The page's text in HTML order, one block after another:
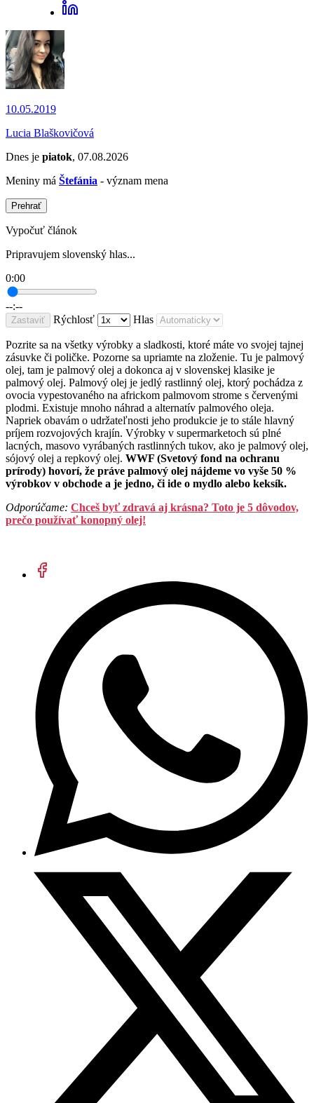
10.05.2019
Lucia Blaškovičová
Dnes je piatok, 07.08.2026
Meniny má Štefánia - význam mena
Prehrať
Vypočuť článok
Pripravujem slovenský hlas...
0:00
--:--
Zastaviť Rýchlosť Hlas
Pozrite sa na všetky výrobky a sladkosti, ktoré máte vo svojej tajnej
zásuvke či poličke. Pozorne sa upriamte na zloženie. Tu je palmový
olej, tam je palmový olej a dokonca aj v slovenskej klasike je
palmový olej. Palmový olej je jedlý rastlinný olej, ktorý pochádza z
ovocia vypestovaného na africkom palmovom strome s červenými
plodmi. Existuje mnoho náhrad a alternatív palmového oleja.
Napriek obavám o udržateľnosti jeho produkcie je to stále hlavný
príjem rozvojových krajín. Výrobky v supermarketoch sú plné
lacných, masovo vyrábaných rastlinných tukov, ako je palmový olej,
sójový olej a repkový olej. WWF (Svetový fond na ochranu
prírody) hovorí, že práve palmový olej nájdeme vo vyše 50 %
výrobkov v obchode a je jedno, či ide o mydlo alebo keksík.
Odporúčame: Chceš byť zdravá aj krásna? Toto je 5 dôvodov,
prečo používať konopný olej!